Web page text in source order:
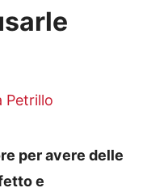
Petrillo
per avere delle
e